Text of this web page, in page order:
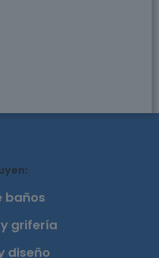
baños
grifería
diseño